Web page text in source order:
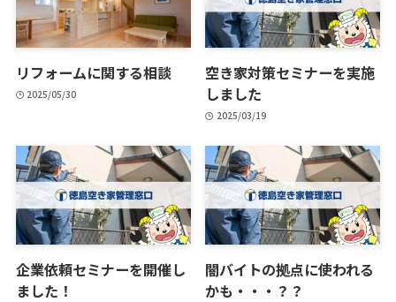
リフォームに関する相談
2025/05/30
空き家対策セミナーを実施
しました
2025/03/19
企業依頼セミナーを開催し
ました！
闇バイトの拠点に使われる
かも・・・？？